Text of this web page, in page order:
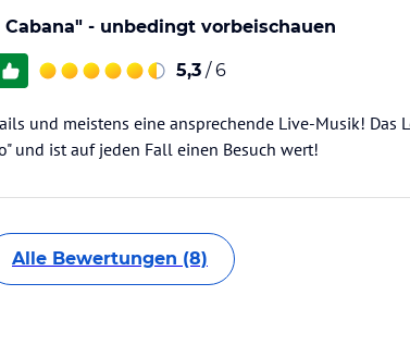
Cabana" - unbedingt vorbeischauen
5,3 / 6
und meistens eine ansprechende Live-Musik! Das
und ist auf jeden Fall einen Besuch wert!
Alle Bewertungen (8)